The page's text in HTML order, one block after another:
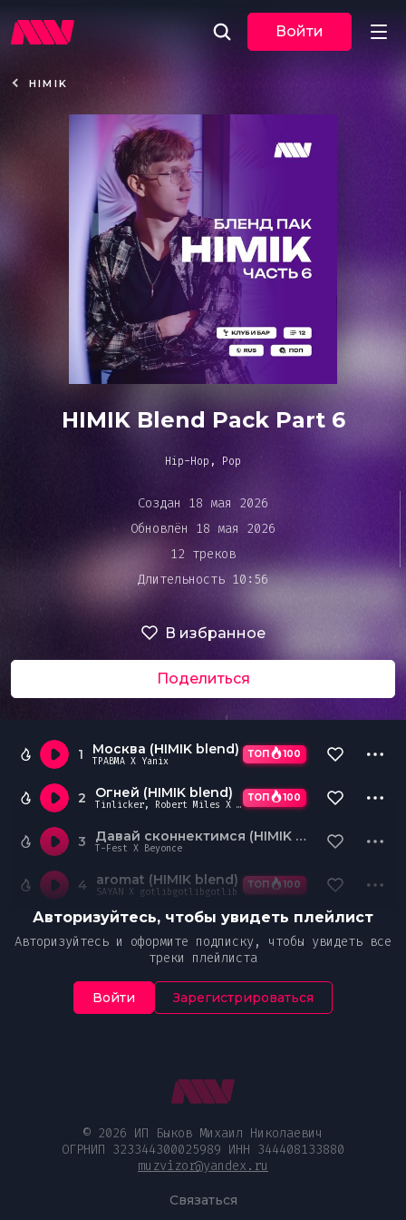
Музыка
По трекам
По жанрам
Плейлисты
Event
Bar&Club
Mainstage
Эдиторы
DJ BATTLE
Войти
HIMIK
HIMIK Blend Pack Part 6
Hip-Hop, Pop
Создан 18 мая 2026
Обновлён 18 мая 2026
12 треков
Длительность 10:56
В избранное
Поделиться
1 Москва (HIMIK blend)
ТРАВМА X Yanix
ТОП 100
2 Огней (HIMIK blend)
Tinlicker, Robert Miles X SALUKI
ТОП 100
3 Давай сконнектимся (HIMIK blend)
T-Fest X Beyonce
4 aromat (HIMIK blend)
SAYAN X gotlibgotlibgotlib
ТОП 100
Авторизуйтесь, чтобы увидеть плейлист
Авторизуйтесь и оформите подписку, чтобы увидеть все
треки плейлиста
Войти Зарегистрироваться
воспроизведения
© 2026 ИП Быков Михаил Николаевич
ОГРНИП 323344300025989 ИНН 344408133880
muzvizor@yandex.ru
Связаться